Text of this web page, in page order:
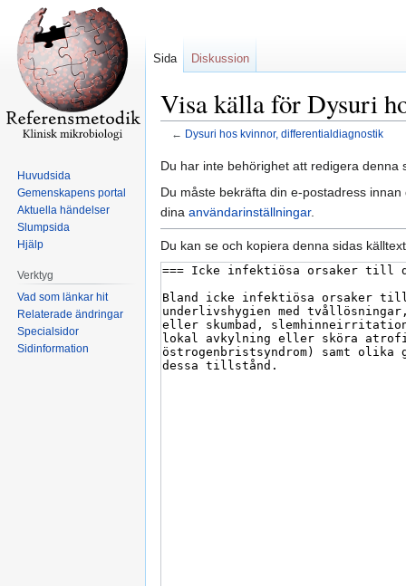
Visa källa för Dysuri
← Dysuri hos kvinnor, differentialdiagnostik
Hoppa
till
navigering
Hoppa
till
sök
Du har inte behörighet att redigera denna
Du måste bekräfta din e-postadress
dina användarinställningar.
Du kan se och kopiera denna sidas
Sida Diskussion
Huvudsida
Gemenskapens portal
Aktuella händelser
Slumpsida
Hjälp
Verktyg
Vad som länkar hit
Relaterade ändringar
Specialsidor
Sidinformation